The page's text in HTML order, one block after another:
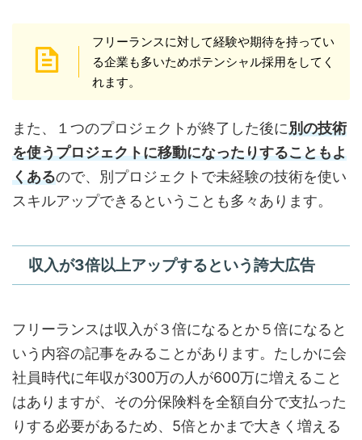
フリーランスに対して経験や期待を持ってい
る企業も多いためポテンシャル採用をしてく
れます。
また、１つのプロジェクトが終了した後に別の技術
を使うプロジェクトに移動になったりすることもよ
くあるので、別プロジェクトで未経験の技術を使い
スキルアップできるということも多々あります。
収入が3倍以上アップするという誇大広告
フリーランスは収入が３倍になるとか５倍になると
いう内容の記事をみることがあります。たしかに会
社員時代に年収が300万の人が600万に増えること
はありますが、その分保険料を全額自分で支払った
りする必要があるため、5倍とかまで大きく増える